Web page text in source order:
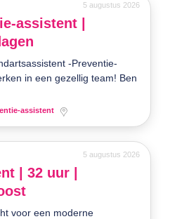
5 augustus 2026
assistent |
-Preventie-
in een gezellig team! Ben
assistent
5 augustus 2026
| 32 uur |
voor een moderne